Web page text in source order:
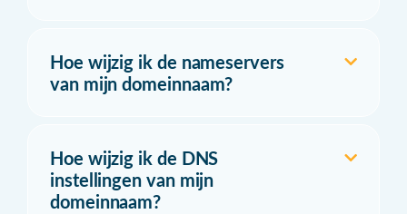
Hoe wijzig ik de nameservers
van mijn domeinnaam?
Hoe wijzig ik de DNS
instellingen van mijn
domeinnaam?